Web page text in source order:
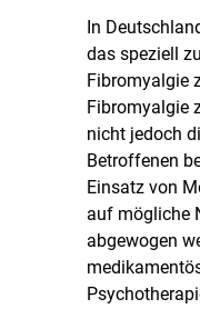
In
das speziell
Fibromyalgie
Fibromyalgie
nicht jedoch
Betroffenen
Einsatz von
auf mögliche
abgewogen